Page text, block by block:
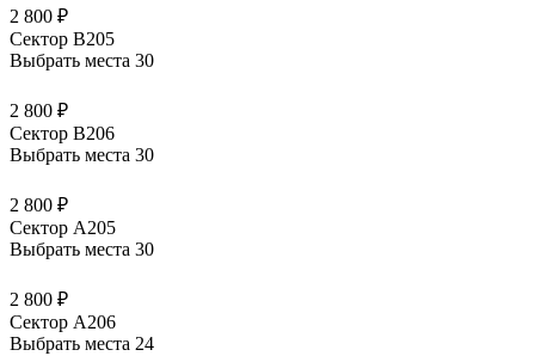
2 800 ₽
Сектор В205
Выбрать места 30
2 800 ₽
Сектор В206
Выбрать места 30
2 800 ₽
Сектор А205
Выбрать места 30
2 800 ₽
Сектор А206
Выбрать места 24